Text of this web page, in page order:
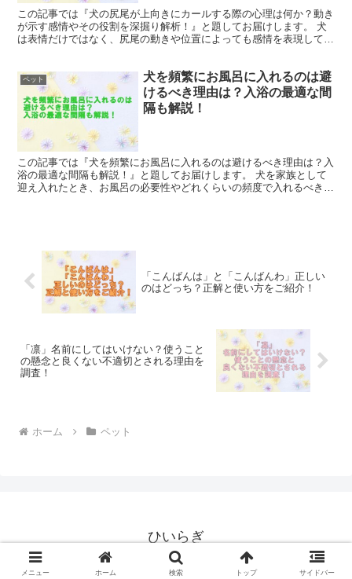
この記事では『犬の尻尾が上向きにカールする際の心理は何か？動き
が示す感情やその役割を深掘り解析！』と題してお届けします。 犬
は表情だけではなく、尻尾の動きや位置によっても感情を表現してい
ペット
犬を頻繁にお風呂に入れるのは避
けるべき理由は？入浴の最適な間
隔も解説！
この記事では『犬を頻繁にお風呂に入れるのは避けるべき理由は？入
浴の最適な間隔も解説！』と題してお届けします。 犬を家族として
迎え入れたとき、お風呂の必要性やどれくらいの頻度で入れるべきか
「こんばんは」と「こんばんわ」正しい
のはどっち？正解と使い方をご紹介！
「凛」名前にしてはいけない？使うこと
の懸念と良くない不適切とされる理由を
調査！
ホーム ペット
ひいらぎ
© 2022 ひいらぎ.
メニュー ホーム 検索 トップ サイドバー